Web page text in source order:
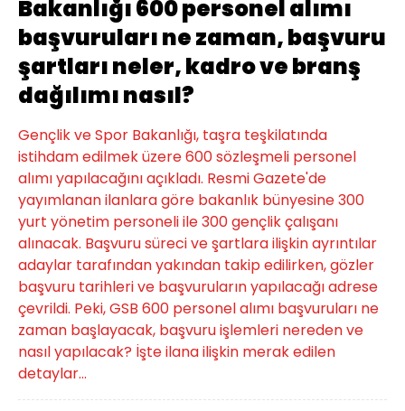
Bakanlığı 600 personel alımı
başvuruları ne zaman, başvuru
şartları neler, kadro ve branş
dağılımı nasıl?
Gençlik ve Spor Bakanlığı, taşra teşkilatında
istihdam edilmek üzere 600 sözleşmeli personel
alımı yapılacağını açıkladı. Resmi Gazete'de
yayımlanan ilanlara göre bakanlık bünyesine 300
yurt yönetim personeli ile 300 gençlik çalışanı
alınacak. Başvuru süreci ve şartlara ilişkin ayrıntılar
adaylar tarafından yakından takip edilirken, gözler
başvuru tarihleri ve başvuruların yapılacağı adrese
çevrildi. Peki, GSB 600 personel alımı başvuruları ne
zaman başlayacak, başvuru işlemleri nereden ve
nasıl yapılacak? İşte ilana ilişkin merak edilen
detaylar...